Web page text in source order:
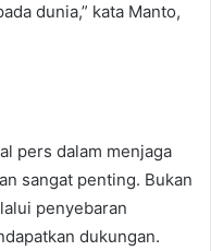
dunia,” kata Manto,
pers dalam menjaga
sangat penting. Bukan
penyebaran
dukungan.